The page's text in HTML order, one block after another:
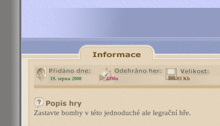
19. srpna 2008 4396x 399.83 Kb
Zastavte bomby v této jednoduché ale legrační hře.